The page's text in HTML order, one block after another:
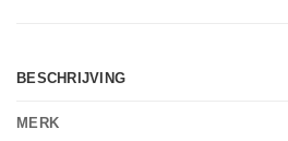
BESCHRIJVING
MERK